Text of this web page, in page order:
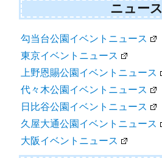
ニュース
勾当台公園イベントニュース
東京イベントニュース
上野恩賜公園イベントニュース
代々木公園イベントニュース
日比谷公園イベントニュース
久屋大通公園イベントニュース
大阪イベントニュース